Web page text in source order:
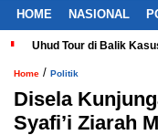
HOME NASIONAL
Uhud Tour di Balik
Home / Politik
Disela
Syafi’i Ziarah